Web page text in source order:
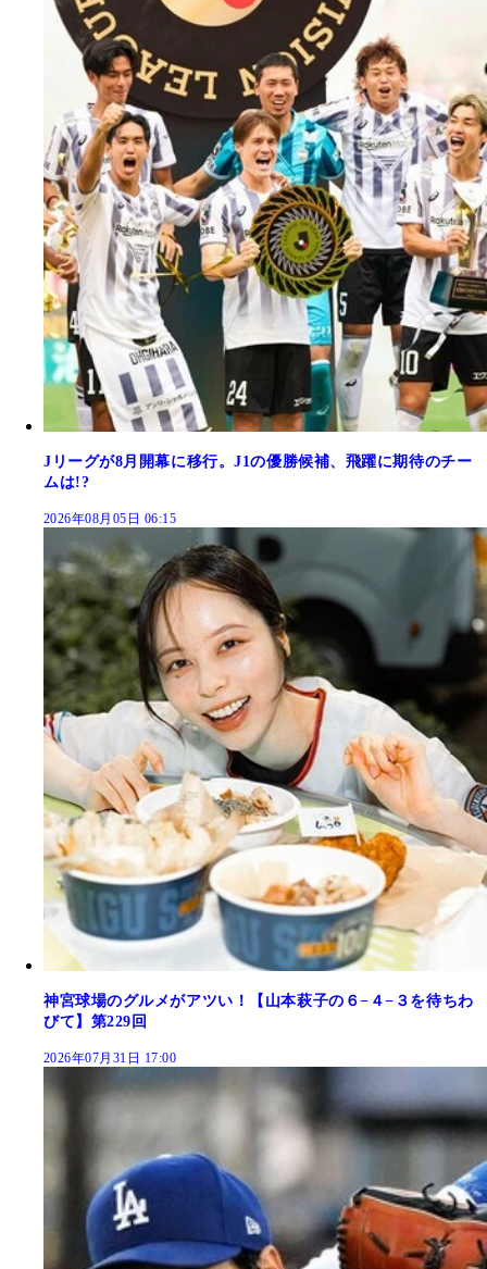
Jリーグが8月開幕に移行。J1の優勝候補、飛躍に期待のチー
ムは!?
2026年08月05日 06:15
神宮球場のグルメがアツい！【山本萩子の６−４−３を待ちわ
びて】第229回
2026年07月31日 17:00